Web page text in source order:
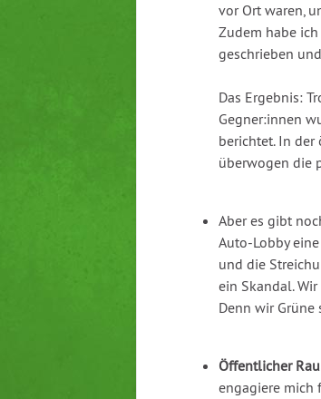
vor Ort waren,
Zudem habe
geschrieben
Das Ergebnis:
Gegner:innen
berichtet. In
überwogen die
Aber es gibt
Auto-Lobby
und die
ein Skandal.
Denn wir
Öffentlicher
engagiere mich